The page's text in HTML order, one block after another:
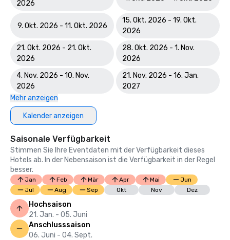
2026
9. Okt. 2026 - 11. Okt. 2026
15. Okt. 2026 - 19. Okt.
2026
21. Okt. 2026 - 21. Okt.
2026
28. Okt. 2026 - 1. Nov.
2026
4. Nov. 2026 - 10. Nov.
2026
21. Nov. 2026 - 16. Jan.
2027
Mehr anzeigen
Kalender anzeigen
Saisonale Verfügbarkeit
Stimmen Sie Ihre Eventdaten mit der Verfügbarkeit dieses
Hotels ab. In der Nebensaison ist die Verfügbarkeit in der Regel
besser.
Jan Feb Mär Apr Mai
Jun
Jul
Aug Sep Okt Nov Dez
Hochsaison
21. Jan. - 05. Juni
Anschlusssaison
06. Juni - 04. Sept.